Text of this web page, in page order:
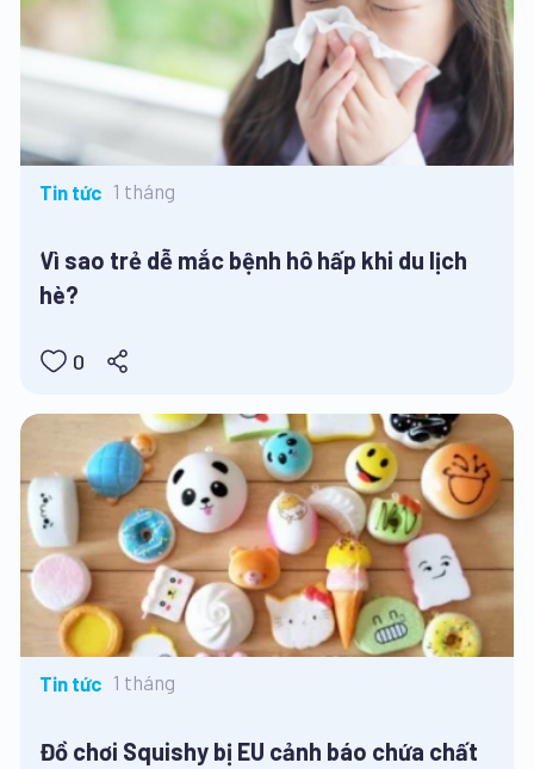
Tin tức 1 tháng
Vì sao trẻ dễ mắc bệnh hô hấp khi du lịch
hè?
0
Tin tức 1 tháng
Đồ chơi Squishy bị EU cảnh báo chứa chất